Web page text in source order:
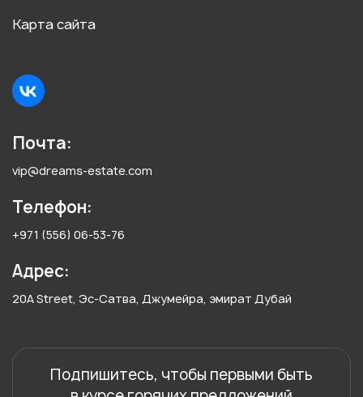
Карта сайта
Почта:
vip@dreams-estate.com
Телефон:
+971 (556) 06-53-76
Адрес:
20A Street, Эс-Сатва, Джумейра, эмират Дубай
Подпишитесь, чтобы первыми быть